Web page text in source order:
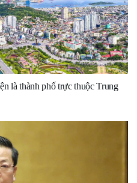
là thành phố trực thuộc Trung